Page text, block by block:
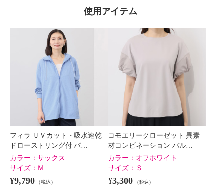
× 商品紹介
使用アイテム
フィラ ＵＶカット・吸水速乾
ドローストリング付 パ…
カラー： サックス
サイズ： Ｍ
¥9,790 （税込）
コモエリークローゼット 異素
材コンビネーション バル…
カラー： オフホワイト
サイズ： Ｓ
¥3,300 （税込）